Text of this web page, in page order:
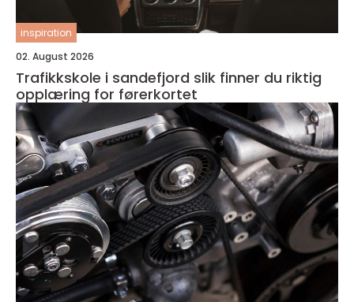
inspiration
02. August 2026
Trafikkskole i sandefjord slik finner du riktig
opplæring for førerkortet